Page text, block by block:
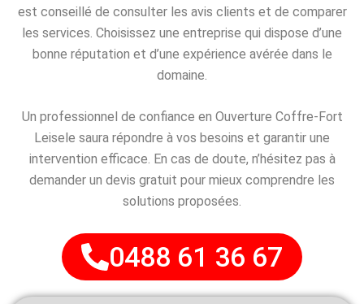
est conseillé de consulter les avis clients et de comparer
les services. Choisissez une entreprise qui dispose d’une
bonne réputation et d’une expérience avérée dans le
domaine.
Un professionnel de confiance en Ouverture Coffre-Fort
Leisele saura répondre à vos besoins et garantir une
intervention efficace. En cas de doute, n’hésitez pas à
demander un devis gratuit pour mieux comprendre les
solutions proposées.
0488 61 36 67